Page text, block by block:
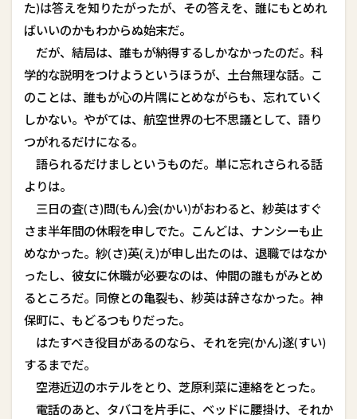
た)は答えを知りたがったが、その答えを、誰にもとめれ
ばいいのかもわからぬ始末だ。
だが、結局は、誰もが納得するしかなかったのだ。科
学的な説明をつけようというほうが、土台無理な話。こ
のことは、誰もが心の片隅にとめながらも、忘れていく
しかない。やがては、航空世界の七不思議として、語り
つがれるだけになる。
語られるだけましというものだ。単に忘れさられる話
よりは。
三日の査(さ)問(もん)会(かい)がおわると、紗英はすぐ
さま半年間の休暇を申しでた。こんどは、ナンシーも止
めなかった。紗(さ)英(え)が申し出たのは、退職ではなか
ったし、彼女に休職が必要なのは、仲間の誰もがみとめ
るところだ。同僚との亀裂も、紗英は辞さなかった。神
保町に、もどるつもりだった。
はたすべき役目があるのなら、それを完(かん)遂(すい)
するまでだ。
空港近辺のホテルをとり、芝原利菜に連絡をとった。
電話のあと、タバコを片手に、ベッドに腰掛け、それか